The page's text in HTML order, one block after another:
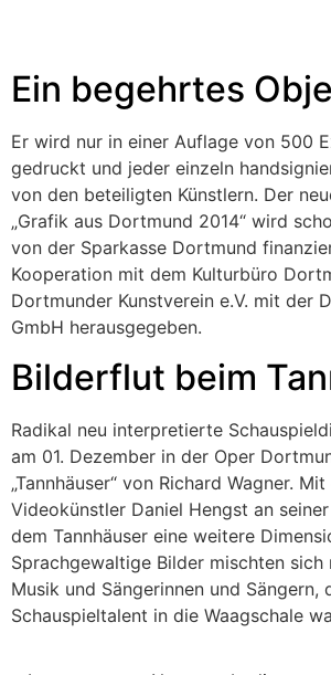
Ein begehrtes
Er wird nur in einer Auflage von 500
gedruckt und jeder einzeln
von den beteiligten Künstlern. Der
„Grafik aus Dortmund 2014“ wird
von der Sparkasse Dortmund
Kooperation mit dem Kulturbüro
Dortmunder Kunstverein e.V. mit der
GmbH herausgegeben.
Bilderflut beim
Radikal neu interpretierte
am 01. Dezember in der Oper
„Tannhäuser“ von Richard Wagner.
Videokünstler Daniel Hengst an
dem Tannhäuser eine weitere
Sprachgewaltige Bilder mischten
Musik und Sängerinnen und Sängern,
Schauspieltalent in die Waagschale